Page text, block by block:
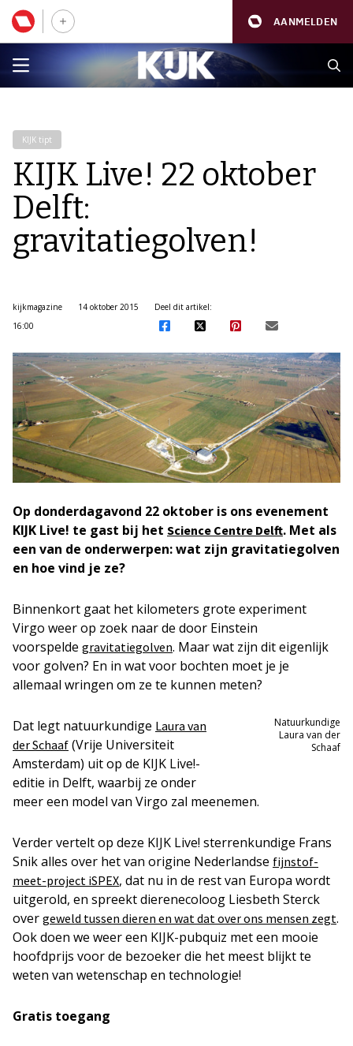
AANMELDEN
KIJK tipt
KIJK Live! 22 oktober
Delft:
gravitatiegolven!
kijkmagazine
14 oktober 2015
16:00
Deel dit artikel:
Op donderdagavond 22 oktober is ons evenement
KIJK Live! te gast bij het Science Centre Delft. Met als
een van de onderwerpen: wat zijn gravitatiegolven
en hoe vind je ze?
Binnenkort gaat het kilometers grote experiment
Virgo weer op zoek naar de door Einstein
voorspelde gravitatiegolven. Maar wat zijn dit eigenlijk
voor golven? En in wat voor bochten moet je je
allemaal wringen om ze te kunnen meten?
Natuurkundige
Laura van der
Schaaf
Dat legt natuurkundige Laura van
der Schaaf (Vrije Universiteit
Amsterdam) uit op de KIJK Live!-
editie in Delft, waarbij ze onder
meer een model van Virgo zal meenemen.
Verder vertelt op deze KIJK Live! sterrenkundige Frans
Snik alles over het van origine Nederlandse fijnstof-
meet-project iSPEX, dat nu in de rest van Europa wordt
uitgerold, en spreekt dierenecoloog Liesbeth Sterck
over geweld tussen dieren en wat dat over ons mensen zegt.
Ook doen we weer een KIJK-pubquiz met een mooie
hoofdprijs voor de bezoeker die het meest blijkt te
weten van wetenschap en technologie!
Gratis toegang